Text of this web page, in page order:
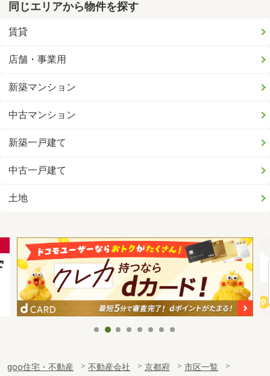
同じエリアから物件を探す
賃貸
店舗・事業用
新築マンション
中古マンション
新築一戸建て
中古一戸建て
土地
goo住宅・不動産 不動産会社 京都府
市区一覧